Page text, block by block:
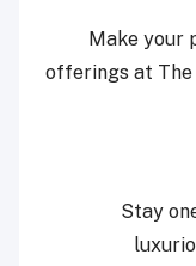
Make your
offerings at The
Stay